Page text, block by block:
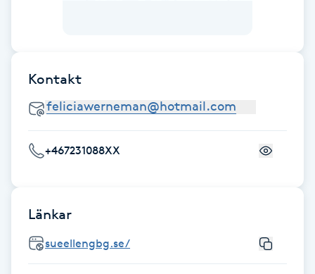
Fransförlängning
Fransförlängning Megavolym
Fransrengöring
Kontakt
+467231088XX
Länkar
sueellengbg.se/